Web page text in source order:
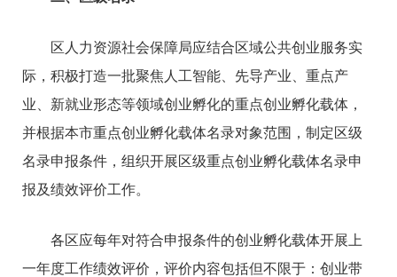
区人力资源社会保障局应结合区域公共创业服务实
际，积极打造一批聚焦人工智能、先导产业、重点产
业、新就业形态等领域创业孵化的重点创业孵化载体，
并根据本市重点创业孵化载体名录对象范围，制定区级
名录申报条件，组织开展区级重点创业孵化载体名录申
报及绩效评价工作。
各区应每年对符合申报条件的创业孵化载体开展上
一年度工作绩效评价，评价内容包括但不限于：创业带